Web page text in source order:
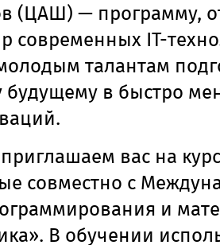
(ЦАШ) — программу,
современных IT-
талантам
будущему в быстро
вас на
совместно с
и
В обучении